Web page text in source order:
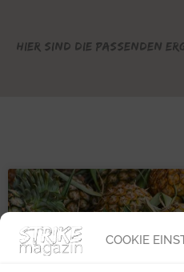
COOKIE
Hier sind die passenden